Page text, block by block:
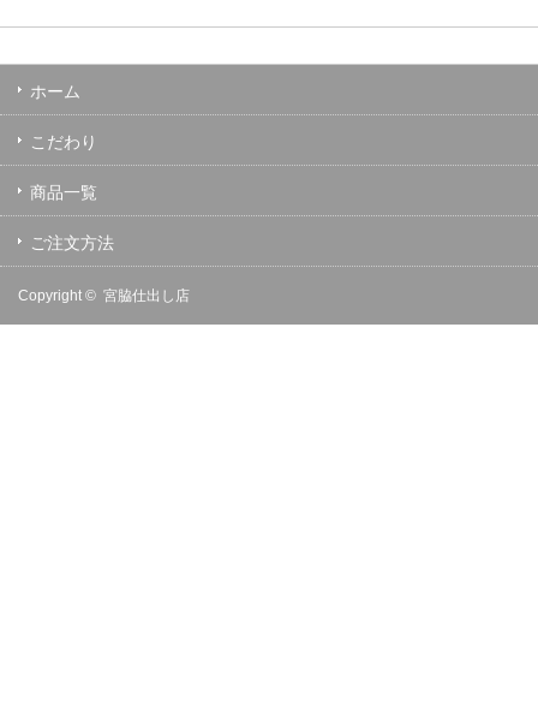
ホーム
こだわり
商品一覧
ご注文方法
Copyright © 宮脇仕出し店